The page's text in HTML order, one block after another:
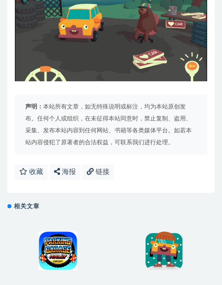
声明： 本站所有文章，如无特殊说明或标注，均为本站原创发
布。任何个人或组织，在未征得本站同意时，禁止复制、盗用、
采集、发布本站内容到任何网站、书籍等各类媒体平台。如若本
站内容侵犯了原著者的合法权益，可联系我们进行处理。
收藏 海报 链接
相关文章